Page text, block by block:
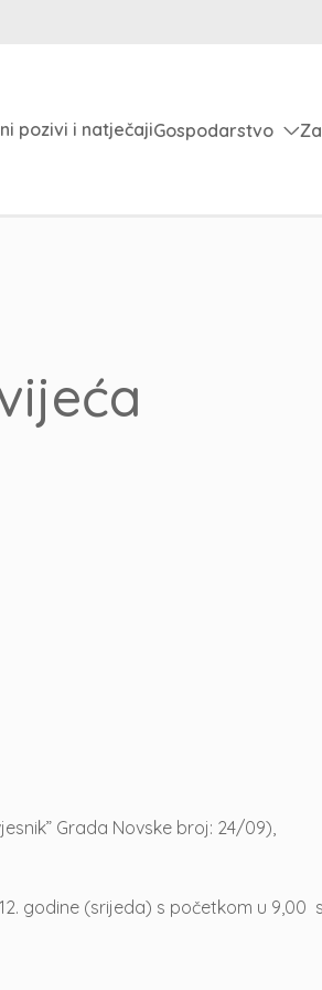
pozivi i natječajiGospodarstvo
Grada Novske broj: 24/09),
godine (srijeda) s početkom u 9,00